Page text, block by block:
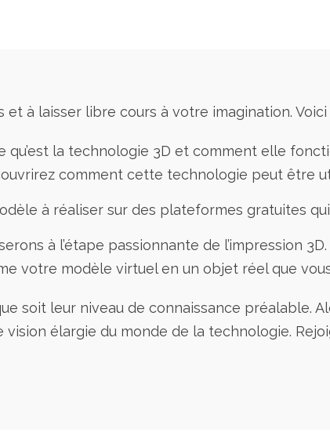
à laisser libre cours à votre imagination.
qu’est la technologie 3D et comment elle
comment cette technologie peut être
à réaliser sur des plateformes gratuites
à l’étape passionnante de l’impression
votre modèle virtuel en un objet réel que
soit leur niveau de connaissance préalable.
élargie du monde de la technologie.